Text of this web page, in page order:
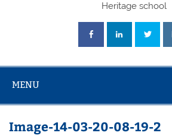
Heritage school
MENU
Image-14-03-20-08-19-2